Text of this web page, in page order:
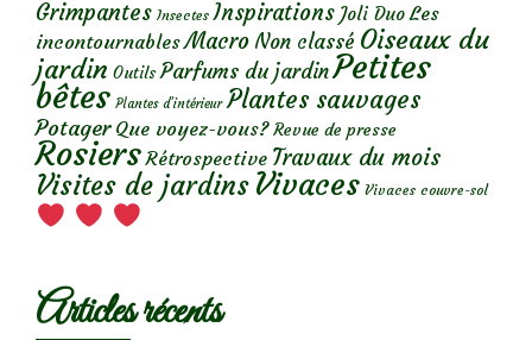
Grimpantes Insectes Inspirations Joli Duo Les
incontournables Macro Non classé Oiseaux du
jardin Outils Parfums du jardinPetites
bêtes Plantes d’intérieur Plantes sauvages
Potager Que voyez-vous? Revue de presse
Rosiers Rétrospective Travaux du mois
Visites de jardins Vivaces Vivaces couvre-sol
Articles récents